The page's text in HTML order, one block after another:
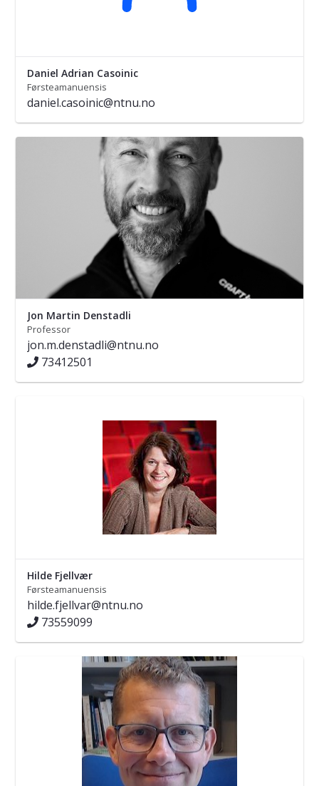
Daniel Adrian Casoinic
Førsteamanuensis
daniel.casoinic@ntnu.no
Jon Martin Denstadli
Professor
jon.m.denstadli@ntnu.no
73412501
Hilde Fjellvær
Førsteamanuensis
hilde.fjellvar@ntnu.no
73559099